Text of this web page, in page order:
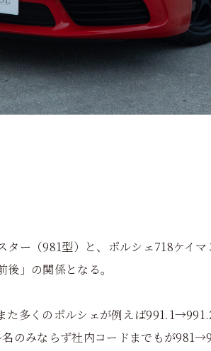
ター（981型）と、ポルシェ718ケイ
」の関係となる。
た多くのポルシェが例えば
のみならず社内コードまでもが